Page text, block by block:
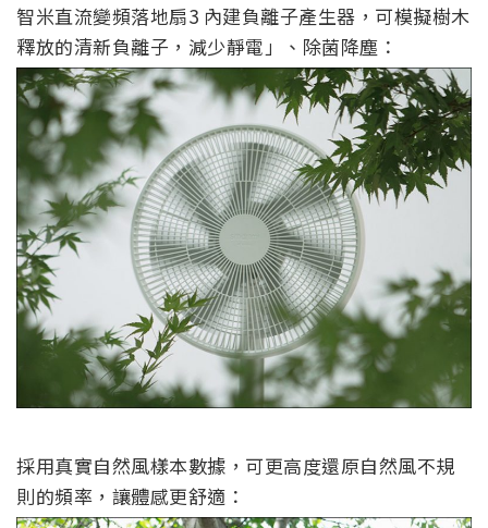
智米直流變頻落地扇3 內建負離子產生器，可模擬樹木
釋放的清新負離子，減少靜電」、除菌降塵：
採用真實自然風樣本數據，可更高度還原自然風不規
則的頻率，讓體感更舒適：